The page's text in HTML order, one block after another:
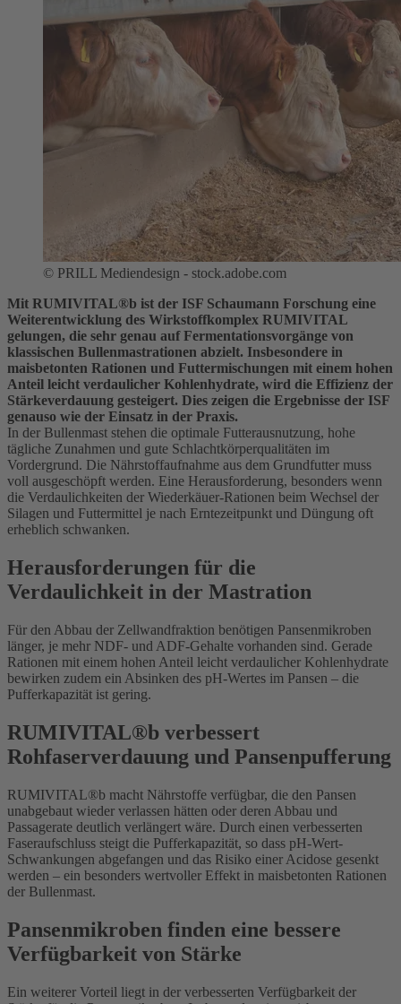
© PRILL Mediendesign - stock.adobe.com
Mit RUMIVITAL®b ist der ISF Schaumann Forschung eine
Weiterentwicklung des Wirkstoffkomplex RUMIVITAL
gelungen, die sehr genau auf Fermentationsvorgänge von
klassischen Bullenmastrationen abzielt. Insbesondere in
maisbetonten Rationen und Futtermischungen mit einem hohen
Anteil leicht verdaulicher Kohlenhydrate, wird die Effizienz der
Stärkeverdauung gesteigert. Dies zeigen die Ergebnisse der ISF
genauso wie der Einsatz in der Praxis.
In der Bullenmast stehen die optimale Futterausnutzung, hohe
tägliche Zunahmen und gute Schlachtkörperqualitäten im
Vordergrund. Die Nährstoffaufnahme aus dem Grundfutter muss
voll ausgeschöpft werden. Eine Herausforderung, besonders wenn
die Verdaulichkeiten der Wiederkäuer-Rationen beim Wechsel der
Silagen und Futtermittel je nach Erntezeitpunkt und Düngung oft
erheblich schwanken.
Herausforderungen für die
Verdaulichkeit in der Mastration
Für den Abbau der Zellwandfraktion benötigen Pansenmikroben
länger, je mehr NDF- und ADF-Gehalte vorhanden sind. Gerade
Rationen mit einem hohen Anteil leicht verdaulicher Kohlenhydrate
bewirken zudem ein Absinken des pH-Wertes im Pansen – die
Pufferkapazität ist gering.
RUMIVITAL®b verbessert
Rohfaserverdauung und Pansenpufferung
RUMIVITAL®b macht Nährstoffe verfügbar, die den Pansen
unabgebaut wieder verlassen hätten oder deren Abbau und
Passagerate deutlich verlängert wäre. Durch einen verbesserten
Faseraufschluss steigt die Pufferkapazität, so dass pH-Wert-
Schwankungen abgefangen und das Risiko einer Acidose gesenkt
werden – ein besonders wertvoller Effekt in maisbetonten Rationen
der Bullenmast.
Pansenmikroben finden eine bessere
Verfügbarkeit von Stärke
Ein weiterer Vorteil liegt in der verbesserten Verfügbarkeit der